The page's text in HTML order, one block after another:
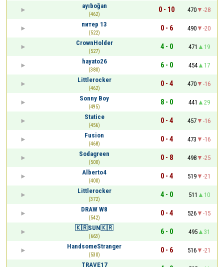
ayıboğan
(462)
0 - 10 470
-28
питер 13
(522)
0 - 6 490
-20
CrownHolder
(527)
4 - 0 471
19
hayato26
(380)
6 - 0 454
17
Littlerocker
(462)
0 - 4 470
-16
Sonny Boy
(495)
8 - 0 441
29
Statice
(456)
0 - 4 457
-16
Fusion
(468)
0 - 4 473
-16
Sodagreen
(500)
0 - 8 498
-25
Alberto4
(400)
0 - 4 519
-21
Littlerocker
(372)
4 - 0 511
10
DRAW W8
(542)
0 - 4 526
-15
🇰🇷SUN🇰🇷
(663)
6 - 0 495
31
HandsomeStranger
(530)
0 - 6 516
-21
TRAVE17